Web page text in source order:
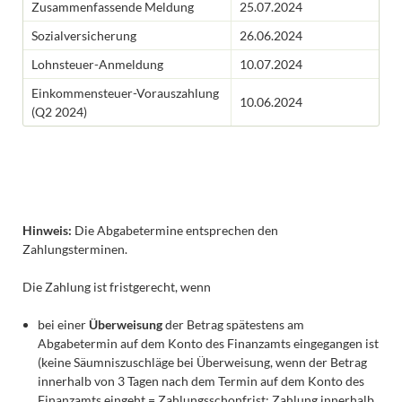
Zusammenfassende Meldung
25.07.2024
Sozialversicherung
26.06.2024
Lohnsteuer-Anmeldung
10.07.2024
Einkommensteuer-Vorauszahlung
(Q2 2024)
10.06.2024
Hinweis: Die Abgabetermine entsprechen den
Zahlungsterminen.
Die Zahlung ist fristgerecht, wenn
bei einer Überweisungder Betrag spätestens am
Abgabetermin auf dem Konto des Finanzamts eingegangen ist
(keine Säumniszuschläge bei Überweisung, wenn der Betrag
innerhalb von 3 Tagen nach dem Termin auf dem Konto des